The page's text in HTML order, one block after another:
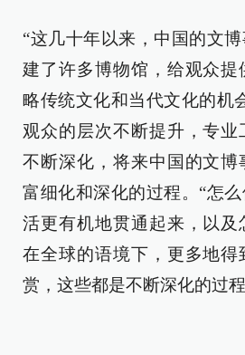
“这几十年以来，中国的文
建了许多博物馆，给观众提
略传统文化和当代文化的机
观众的层次不断提升，专业
不断深化，将来中国的文博
富细化和深化的过程。“怎
活更有机地贯通起来，以及
在全球的语境下，更多地得
赏，这些都是不断深化的过程